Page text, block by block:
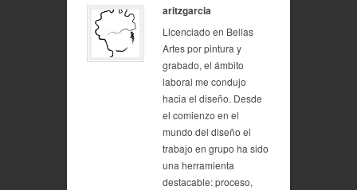
aritzgarcia
Licenciado en Bellas
Artes por pintura y
grabado, el ámbito
laboral me condujo
hacia el diseño. Desde
el comienzo en el
mundo del diseño el
trabajo en grupo ha sido
una herramienta
destacable: proceso,